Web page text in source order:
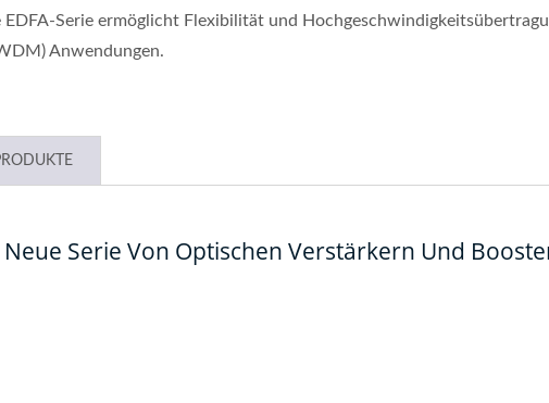
Serie ermöglicht Flexibilität und
Anwendungen.
Neue Serie Von Optischen Verstärkern Und